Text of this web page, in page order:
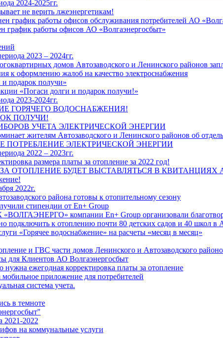
2024-2025гг.
не верить лжеэнергетикам!
график работы офисов обслуживания потребителей АО
график работы офисов АО «Волгаэнергосбыт»
2023 – 2024гг.
домов Автозаводского и Ленинского районов
к оформлению жалоб на качество электроснабжения
подарок получи»
«Погаси долги и подарок получи!»
2023-2024гг.
ГОРЯЧЕГО ВОДОСНАБЖЕНИЯ!
ПОЛУЧИ!
УЧЕТА ЭЛЕКТРИЧЕСКОЙ ЭНЕРГИИ
жителям Автозаводского и Ленинского районов об
ПОТРЕБЛЕНИЕ ЭЛЕКТРИЧЕСКОЙ ЭНЕРГИИ
2022 – 2023гг.
размера платы за отопление за 2022 год!
ЗА ОТОПЛЕНИЕ БУДЕТ ВЫСТАВЛЯТЬСЯ В КВИТАНЦИЯХ
2022г.
района готовы к отопительному сезону
стипендии от En+ Group
«ВОЛГАЭНЕРГО» компании En+ Group организовали
подключить к отоплению почти 80 детских садов и 40 школ в
«Горячее водоснабжение» на расчеты «месяц в месяц»
и ГВС части домов Ленинского и Автозаводского
для Клиентов АО Волгаэнергосбыт
нужна ежегодная корректировка платы за отопление
приложение для потребителей
система учета.
в темноте
2021-2022
на коммунальные услуги